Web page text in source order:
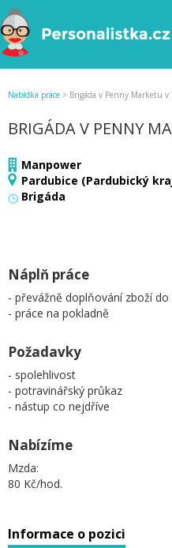
Nabídka práce > Brigáda v Penny Marketu v
BRIGÁDA V PENNY
Manpower
Pardubice (Pardubický
Brigáda
Náplň práce
- převážně doplňování zboží do
- práce na pokladně
Požadavky
- spolehlivost
- potravinářský průkaz
- nástup co nejdříve
Nabízíme
Mzda:
80 Kč/hod.
Informace o pozici